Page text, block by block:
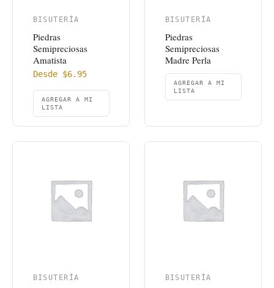
BISUTERÍA
Piedras
Semipreciosas
Amatista
Desde $6.95
AGREGAR A MI
LISTA
BISUTERÍA
Piedras
Semipreciosas
Madre Perla
AGREGAR A MI
LISTA
BISUTERÍA BISUTERÍA